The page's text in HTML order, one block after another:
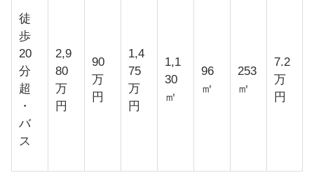
徒
歩
20
分
超
・
バ
ス
2,9
80
万
円
90
万
円
1,4
75
万
円
1,1
30
㎡
96
㎡
253
㎡
7.2
万
円